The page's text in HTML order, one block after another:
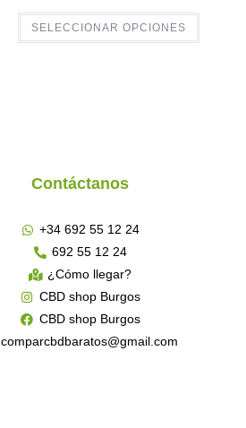
SELECCIONAR OPCIONES
Contáctanos
+34 692 55 12 24
692 55 12 24
¿Cómo llegar?
CBD shop Burgos
CBD shop Burgos
comparcbdbaratos@gmail.com